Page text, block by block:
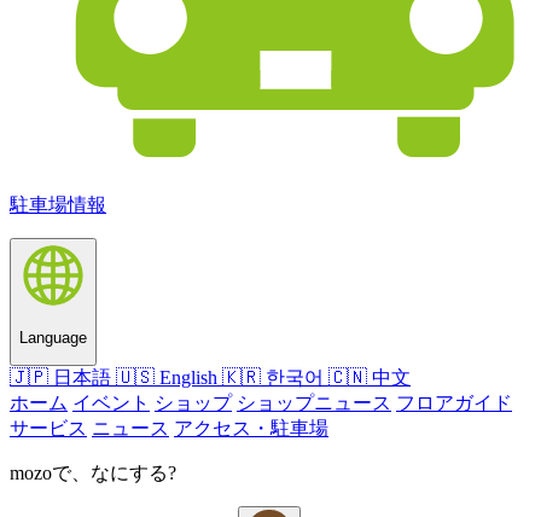
駐車場情報
Language
🇯🇵 日本語 🇺🇸 English 🇰🇷 한국어 🇨🇳 中文
ホーム イベント ショップ ショップニュース フロアガイド
サービス ニュース アクセス・駐車場
mozoで、なにする?